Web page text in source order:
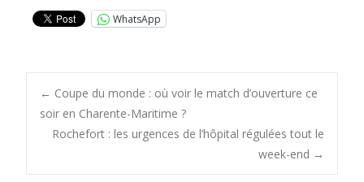
WhatsApp
Post
navigation
← Coupe du monde : où voir le match d’ouverture ce
soir en Charente-Maritime ?
Rochefort : les urgences de l’hôpital régulées tout le
week-end →